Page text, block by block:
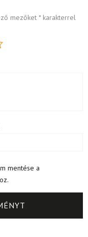
mezőket *karakterrel
mentése a